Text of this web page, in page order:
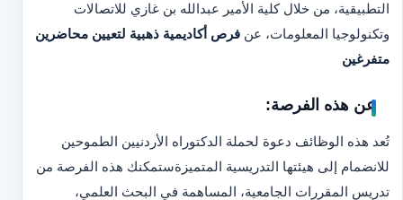
التطبيقية، من خلال كلية الأمير عبدالله بن غازي للاتصالات
وتكنولوجيا المعلومات، عن فرص أكاديمية ذهبية لتعيين محاضرين
متفرغين
عن هذه الفرصة:
تُعد هذه الوظائف دعوة لحملة الدكتوراه الأردنيين الطموحين
للانضمام إلى هيئتها التدريسية المتميزةستمكنك هذه الفرصة من
تدريس المقررات الجامعية، المساهمة في البحث العلمي،